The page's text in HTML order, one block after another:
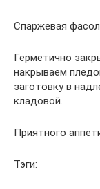
Спаржевая
Герметично
накрываем
заготовку в
кладовой.
Приятного
Тэги: